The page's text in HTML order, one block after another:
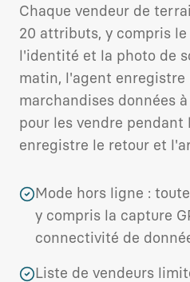
Chaque vendeur de
20 attributs, y compris
l'identité et la photo de
matin, l'agent
marchandises données
pour les vendre
enregistre le retour et
Mode hors ligne :
y compris la capture
connectivité de
Liste de vendeurs